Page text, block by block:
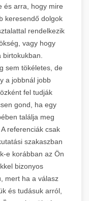
és arra, hogy mire
keresendő dolgok
rendelkezik
vagy hogy
sem tökéletes, de
a jobbnál jobb
fel tudják
gond, ha egy
találja meg
referenciák csak
szakaszban
e korábban az Ön
bizonyos
mert ha a válasz
és tudásuk arról,